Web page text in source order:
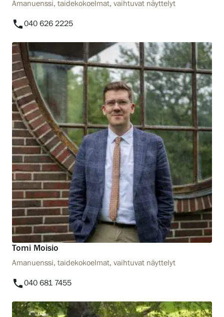
Amanuenssi, taidekokoelmat, vaihtuvat näyttelyt
phone040 626 2225
Tomi Moisio
Amanuenssi, taidekokoelmat, vaihtuvat näyttelyt
phone040 681 7455